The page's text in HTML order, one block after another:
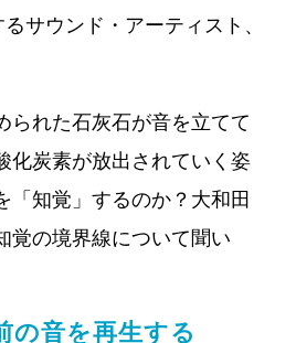
サウンド・アーティスト、
られた石灰石が音を立てて
化炭素が放出されていく姿
「知覚」するのか？大和田
覚の境界線について聞い
音を再生する